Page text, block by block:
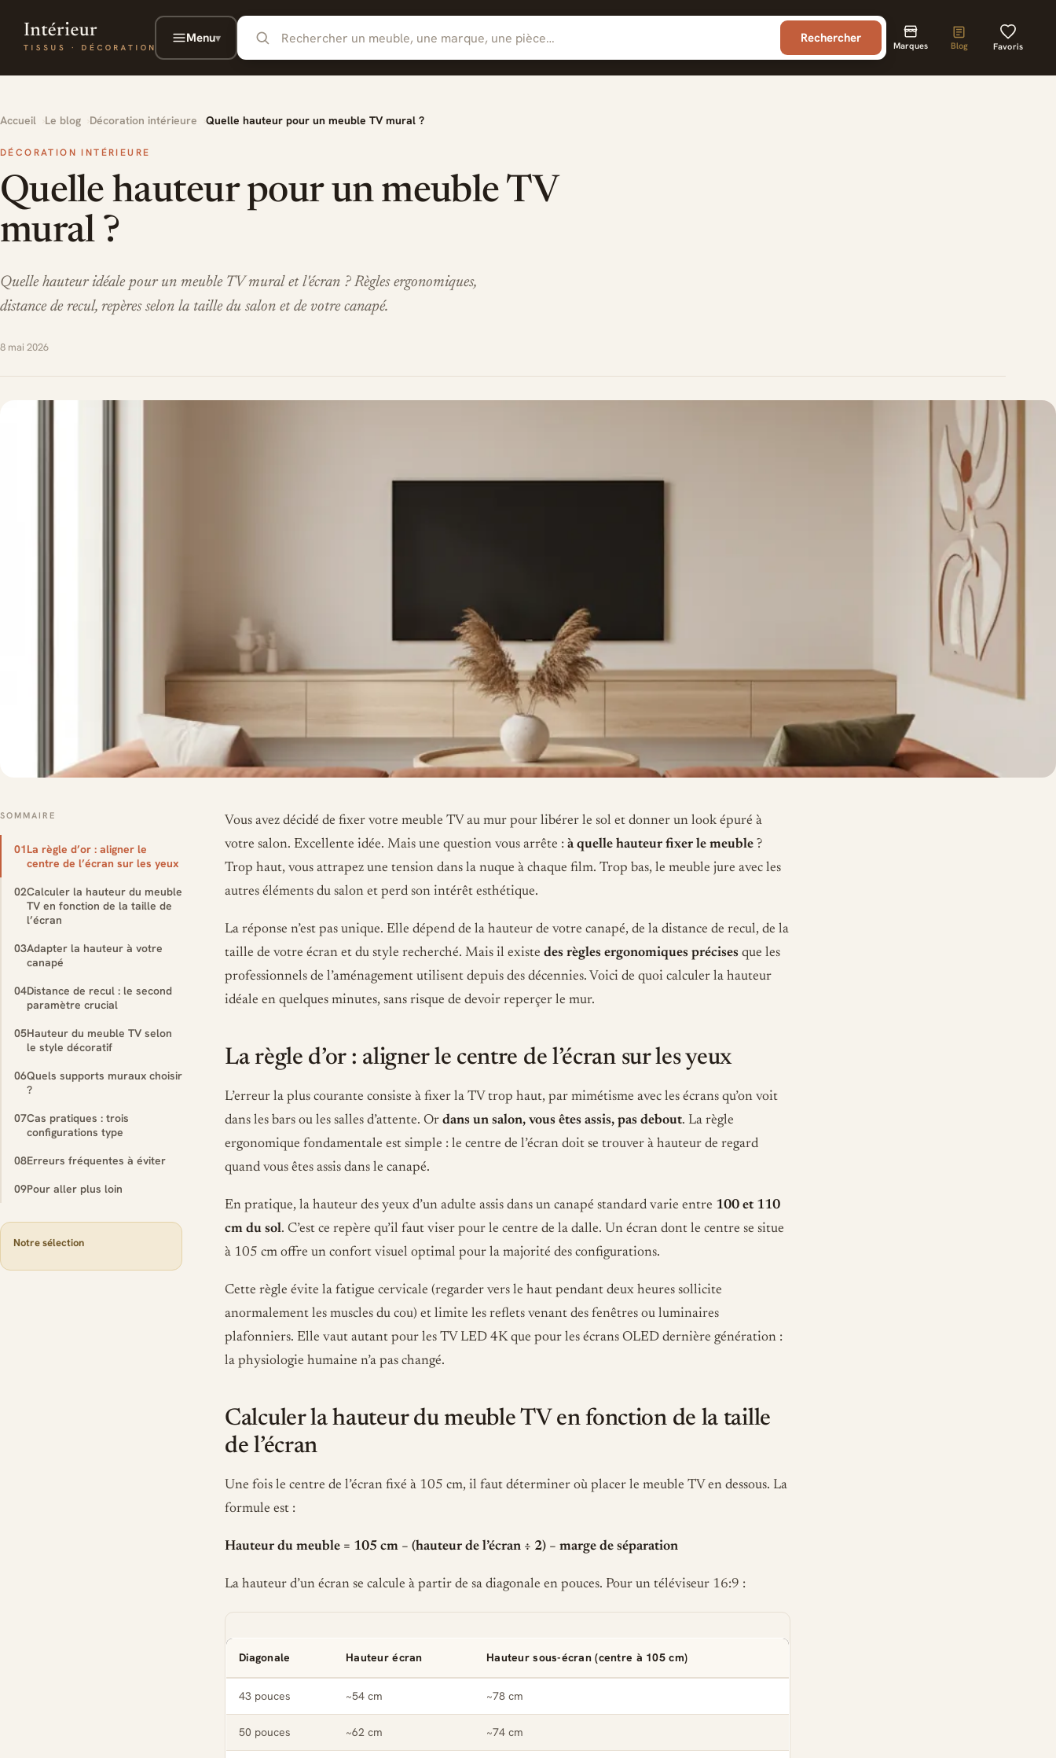
Menu▾ Rechercher Marques Blog Favoris
Accueil Le blog Décoration intérieure Quelle hauteur pour un meuble TV mural ?
DÉCORATION INTÉRIEURE
Quelle hauteur pour un meuble TV
mural ?
Quelle hauteur idéale pour un meuble TV mural et l'écran ? Règles ergonomiques,
distance de recul, repères selon la taille du salon et de votre canapé.
8 mai 2026
SOMMAIRE
01La règle d’or : aligner le
centre de l’écran sur les yeux
02Calculer la hauteur du meuble
TV en fonction de la taille de
l’écran
03Adapter la hauteur à votre
canapé
04Distance de recul : le second
paramètre crucial
05Hauteur du meuble TV selon
le style décoratif
06Quels supports muraux choisir
?
07Cas pratiques : trois
configurations type
08Erreurs fréquentes à éviter
09Pour aller plus loin
Notre sélection
Vous avez décidé de fixer votre meuble TV au mur pour libérer le sol et donner un look épuré à
votre salon. Excellente idée. Mais une question vous arrête : à quelle hauteur fixer le meuble ?
Trop haut, vous attrapez une tension dans la nuque à chaque film. Trop bas, le meuble jure avec les
autres éléments du salon et perd son intérêt esthétique.
La réponse n’est pas unique. Elle dépend de la hauteur de votre canapé, de la distance de recul, de la
taille de votre écran et du style recherché. Mais il existe des règles ergonomiques précises que les
professionnels de l’aménagement utilisent depuis des décennies. Voici de quoi calculer la hauteur
idéale en quelques minutes, sans risque de devoir reperçer le mur.
La règle d’or : aligner le centre de l’écran sur les yeux
L’erreur la plus courante consiste à fixer la TV trop haut, par mimétisme avec les écrans qu’on voit
dans les bars ou les salles d’attente. Or dans un salon, vous êtes assis, pas debout. La règle
ergonomique fondamentale est simple : le centre de l’écran doit se trouver à hauteur de regard
quand vous êtes assis dans le canapé.
En pratique, la hauteur des yeux d’un adulte assis dans un canapé standard varie entre 100 et 110
cm du sol. C’est ce repère qu’il faut viser pour le centre de la dalle. Un écran dont le centre se situe
à 105 cm offre un confort visuel optimal pour la majorité des configurations.
Cette règle évite la fatigue cervicale (regarder vers le haut pendant deux heures sollicite
anormalement les muscles du cou) et limite les reflets venant des fenêtres ou luminaires
plafonniers. Elle vaut autant pour les TV LED 4K que pour les écrans OLED dernière génération :
la physiologie humaine n’a pas changé.
Calculer la hauteur du meuble TV en fonction de la taille
de l’écran
Une fois le centre de l’écran fixé à 105 cm, il faut déterminer où placer le meuble TV en dessous. La
formule est :
Hauteur du meuble = 105 cm − (hauteur de l’écran ÷ 2) − marge de séparation
La hauteur d’un écran se calcule à partir de sa diagonale en pouces. Pour un téléviseur 16:9 :
Diagonale Hauteur écran Hauteur sous-écran (centre à 105 cm)
43 pouces ~54 cm ~78 cm
50 pouces ~62 cm ~74 cm